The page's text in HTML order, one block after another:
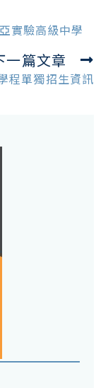
實驗高級中學
一篇文章
程單獨招生資訊